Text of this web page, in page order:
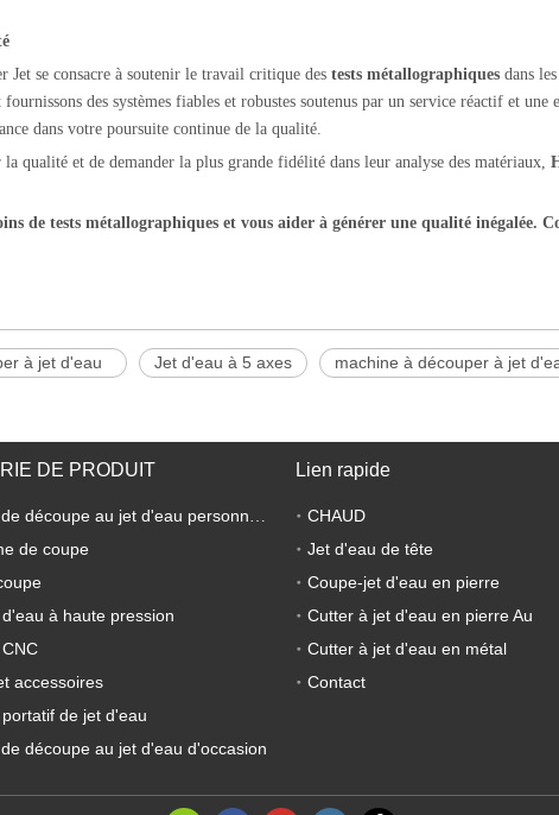
se consacre à soutenir le travail critique des tests métallographiques dans
des systèmes fiables et robustes soutenus par un service réactif et
dans votre poursuite continue de la qualité.
qualité et de demander la plus grande fidélité dans leur analyse des matériaux,
de tests métallographiques et vous aider à générer une qualité inégalée.
à jet d'eau Jet d'eau à 5 axes machine à découper à jet
DE PRODUIT
de coupe
à haute pression
accessoires
de jet d'eau
découpe au jet d'eau d'occasion
Lien rapide
CHAUD
Jet d'eau de tête
Coupe-jet d'eau en pierre
Cutter à jet d'eau en pierre Au
Cutter à jet d'eau en métal
Contact